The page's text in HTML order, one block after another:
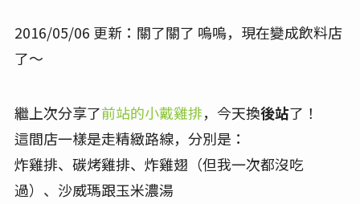
2016/05/06 更新：關了關了 嗚嗚，現在變成飲料店
了～
繼上次分享了前站的小戴雞排，今天換後站了！
這間店一樣是走精緻路線，分別是：
炸雞排、碳烤雞排、炸雞翅（但我一次都沒吃
過）、沙威瑪跟玉米濃湯